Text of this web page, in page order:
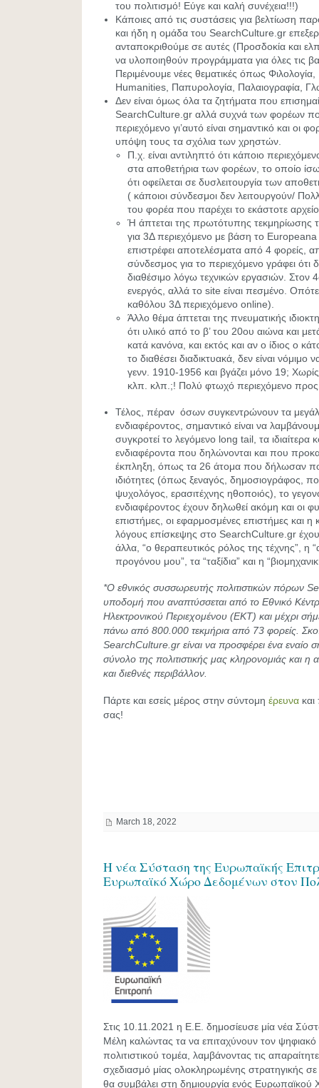
του πολιτισμό! Εύγε και καλή συνέχεια!!!)
Κάποιες από τις συστάσεις για βελτίωση
και ήδη η ομάδα του SearchCulture.gr
ανταποκριθούμε σε αυτές (Προσδοκία και
να υλοποιηθούν προγράμματα για όλες τις
Περιμένουμε νέες θεματικές όπως
Humanities, Παπυρολογία, Παλαιογραφία,
Δεν είναι όμως όλα τα ζητήματα που
SearchCulture.gr αλλά συχνά των φορέων
περιεχόμενο γι’αυτό είναι σημαντικό και οι
υπόψη τους τα σχόλια των χρηστών.
Π.χ. είναι αντιληπτό ότι κάποιο
στα αποθετήρια των φορέων, το οποίο
ότι οφείλεται σε δυσλειτουργία των
( κάποιοι σύνδεσμοι δεν λειτουργούν/
του φορέα που παρέχει το εκάστοτε
Ή άπτεται της πρωτότυπης τεκμηρίωσης
για 3Δ περιεχόμενο με βάση το
επιστρέφει αποτελέσματα από 4 φορείς,
σύνδεσμος για το περιεχόμενο γράφει ότι
διαθέσιμο λόγω τεχνικών εργασιών. Στον
ενεργός, αλλά το site είναι πεσμένο.
καθόλου 3Δ περιεχόμενο online).
Άλλο θέμα άπτεται της πνευματικής
ότι υλικό από το β’ του 20ου αιώνα και
κατά κανόνα, και εκτός και αν ο ίδιος ο
το διαθέσει διαδικτυακά, δεν είναι νόμιμο
γενν. 1910-1956 και βγάζει μόνο 19;
κλπ. κλπ.;! Πολύ φτωχό περιεχόμενο
Τέλος, πέραν όσων συγκεντρώνουν τα
ενδιαφέροντος, σημαντικό είναι να
συγκροτεί το λεγόμενο long tail, τα ιδιαίτερα
ενδιαφέροντα που δηλώνονται και που
έκπληξη, όπως τα 26 άτομα που δήλωσαν
ιδιότητες (όπως ξεναγός, δημοσιογράφος,
ψυχολόγος, ερασιτέχνης ηθοποιός), το
ενδιαφέροντος έχουν δηλωθεί ακόμη και οι
επιστήμες, οι εφαρμοσμένες επιστήμες και η
λόγους επίσκεψης στο SearchCulture.gr
άλλα, “ο θεραπευτικός ρόλος της τέχνης”, η
προγόνου μου”, τα “ταξίδια” και η
*Ο εθνικός συσσωρευτής πολιτιστικών πόρων
υποδομή που αναπτύσσεται από το Εθνικό
Ηλεκτρονικού Περιεχομένου (ΕΚΤ) και μέχρι
πάνω από 800.000 τεκμήρια από 73 φορείς.
SearchCulture.gr είναι να προσφέρει ένα εναίο
σύνολο της πολιτιστικής μας κληρονομιάς και η
και διεθνές περιβάλλον.
Πάρτε και εσείς μέρος στην σύντομη έρευνα
σας!
March 18, 2022
Η νέα Σύσταση της Ευρωπαϊκής
Ευρωπαϊκό Χώρο Δεδομένων στον
Στις 10.11.2021 η Ε.Ε. δημοσίευσε μία νέα
Μέλη καλώντας τα να επιταχύνουν τον
πολιτιστικού τομέα, λαμβάνοντας τις
σχεδιασμό μίας ολοκληρωμένης στρατηγικής
θα συμβάλει στη δημιουργία ενός